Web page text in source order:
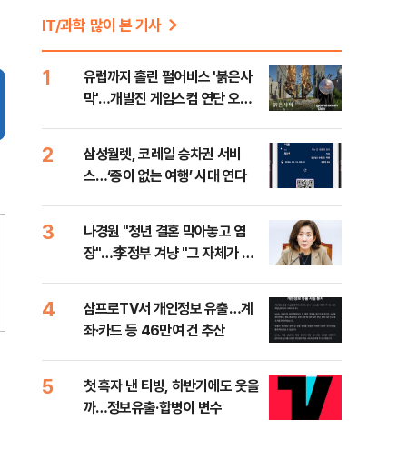
IT/과학 많이 본 기사
1
유럽까지 홀린 펄어비스 '붉은사
막'…개발진 게임스컴 연단 오른
2
삼성월렛, 코레일 승차권 서비
스…‘종이 없는 여행’ 시대 연다
3
나경원 "청년 결혼 막아놓고 염
장"…李정부 겨냥 "그 자체가 결
4
삼프로TV서 개인정보 유출…계
좌·카드 등 46만여 건 추산
5
첫 흑자 낸 티빙, 하반기에도 웃을
까…정보유출·합병이 변수